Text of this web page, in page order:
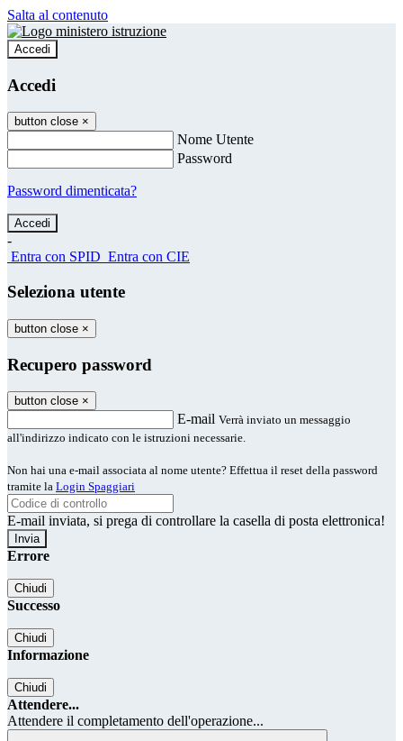
Salta al contenuto
Accedi
Accedi
button close ×
Nome Utente
Password
Password dimenticata?
-
Entra con SPID Entra con CIE
Seleziona utente
button close ×
Recupero password
button close ×
E-mail Verrà inviato un messaggio
all'indirizzo indicato con le istruzioni necessarie.
Non hai una e-mail associata al nome utente? Effettua il reset della password
tramite la Login Spaggiari
E-mail inviata, si prega di controllare la casella di posta elettronica!
Errore
Chiudi
Successo
Chiudi
Informazione
Chiudi
Attendere...
Attendere il completamento dell'operazione...